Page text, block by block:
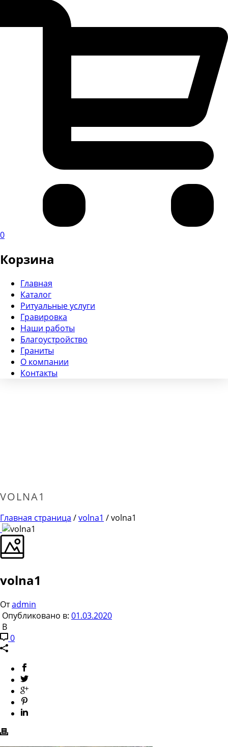
0
Корзина
Главная
Каталог
Ритуальные услуги
Гравировка
Наши работы
Благоустройство
Граниты
О компании
Контакты
VOLNA1
Главная страница /volna1 / volna1
volna1
Отadmin
Опубликовано в: 01.03.2020
В
0